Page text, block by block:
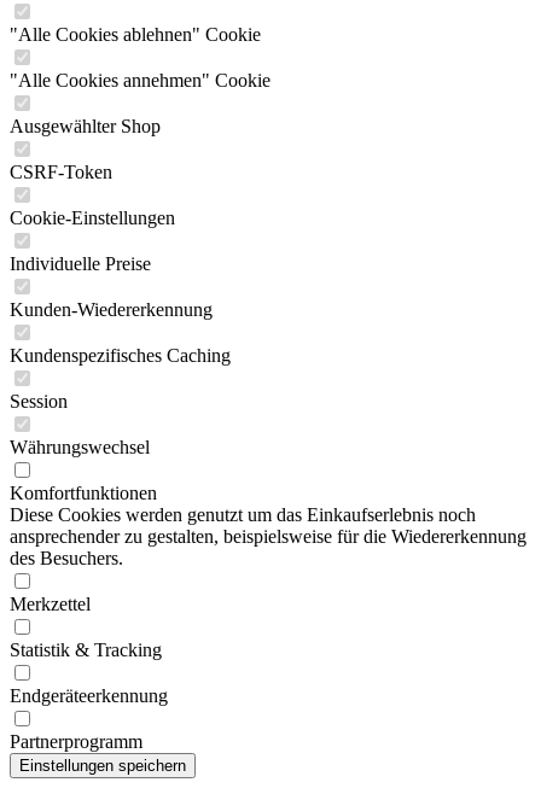
"Alle Cookies ablehnen" Cookie
"Alle Cookies annehmen" Cookie
Ausgewählter Shop
CSRF-Token
Cookie-Einstellungen
Individuelle Preise
Kunden-Wiedererkennung
Kundenspezifisches Caching
Session
Währungswechsel
Komfortfunktionen
Diese Cookies werden genutzt um das Einkaufserlebnis noch
ansprechender zu gestalten, beispielsweise für die Wiedererkennung
des Besuchers.
Merkzettel
Statistik & Tracking
Endgeräteerkennung
Partnerprogramm